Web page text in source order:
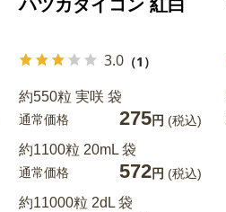
ハツカダイコン 紅白
3.0 （1）
約550粒 実咲 袋
通常価格 275円 (税込)
約1100粒 20mL 袋
通常価格 572円 (税込)
約11000粒 2dL 袋